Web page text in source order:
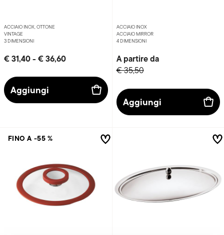
ACCIAIO INOX, OTTONE
VINTAGE
3 DIMENSIONI
€ 31,40- € 36,60
Aggiungi
ACCIAIO INOX
ACCIAIO MIRROR
4 DIMENSIONI
A partire da
€ 35,50
Aggiungi
FINO A -55 %